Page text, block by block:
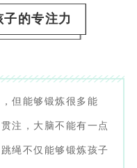
的专注力
但能够锻炼很多能
注，大脑不能有一点
绳不仅能够锻炼孩子